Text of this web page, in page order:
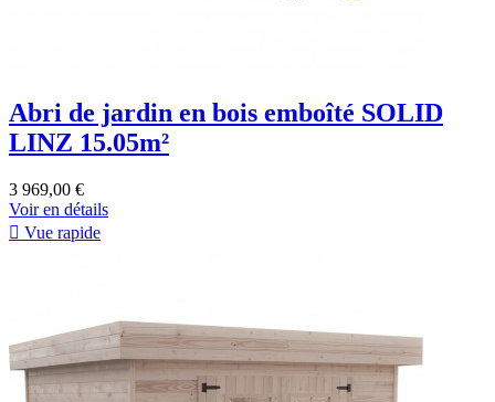
Abri de jardin en bois emboîté SOLID
LINZ 15.05m²
3 969,00 €
Voir en détails
 Vue rapide